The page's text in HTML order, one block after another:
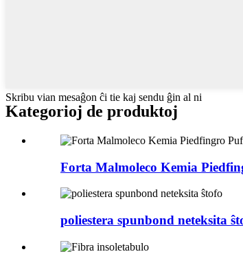
Skribu vian mesaĝon ĉi tie kaj sendu ĝin al ni
Kategorioj de produktoj
Forta Malmoleco Kemia
poliestera spunbond neteksita